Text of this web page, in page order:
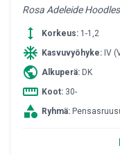
Rosa Adeleide
height Korkeus: 1-1,2
ac_unit Kasvuvyöhyke: IV
public Alkuperä: DK
straighten Koot: 30-
category Ryhmä: